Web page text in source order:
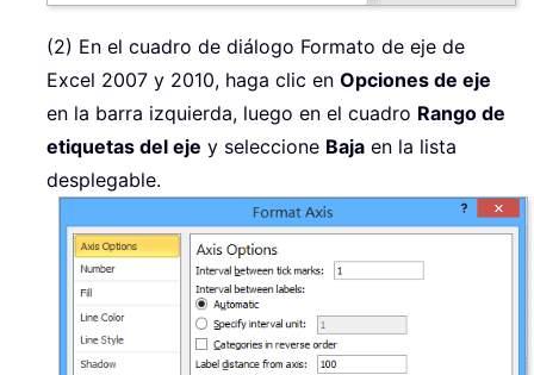
(2) En el cuadro de diálogo Formato de eje de
Excel 2007 y 2010, haga clic en Opciones de eje
en la barra izquierda, luego en el cuadro Rango de
etiquetas del eje y seleccione Baja en la lista
desplegable.